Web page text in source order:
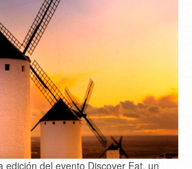
edición del evento Discover Eat, un